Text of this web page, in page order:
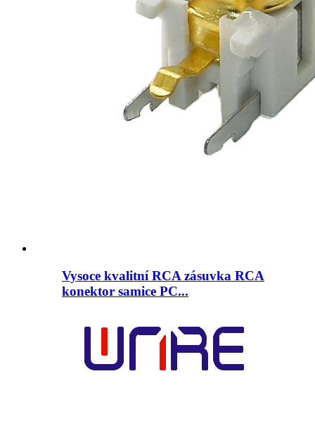
Vysoce kvalitní RCA zásuvka RCA
konektor samice PC...